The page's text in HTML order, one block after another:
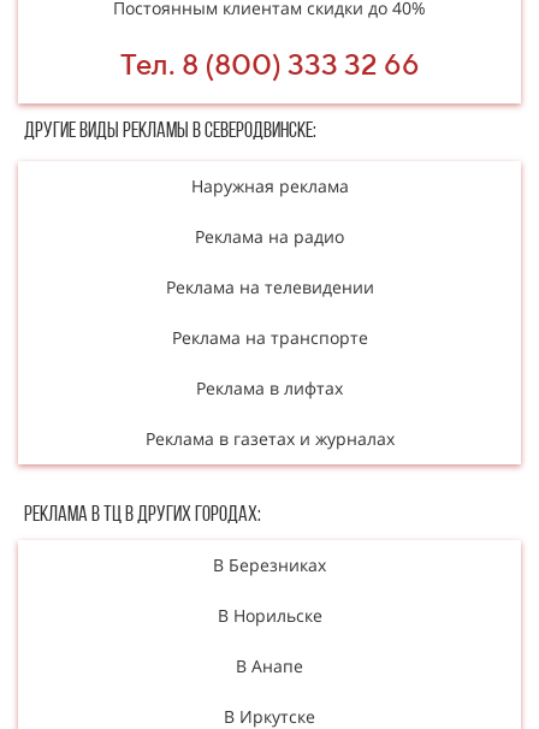
Постоянным клиентам скидки до 40%
Тел. 8 (800) 333 32 66
Другие в​​​​иды рекламы в Северодвинске:
Наружная реклама
Реклама на радио
Реклама на телевидении
Реклама на транспорте
Реклама в лифтах
Реклама в газетах и журналах
Реклама в ТЦ в Других городах:
В Березниках
В Норильске
В Анапе
В Иркутске